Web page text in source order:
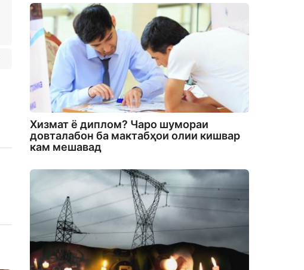
Хизмат ё диплом? Чаро шумораи
довталабон ба мактабҳои олии кишвар
кам мешавад